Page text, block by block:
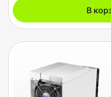
В